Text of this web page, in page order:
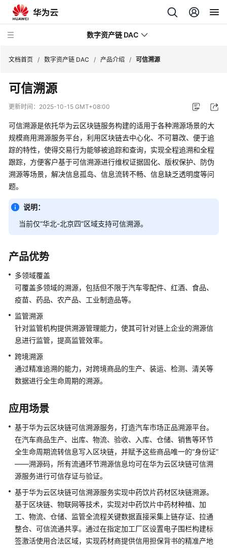
数字资产链 DAC
最
新
态
产
品
介
数
资
链
可
信
可
信
溯
快
入
用
户
指
南
开
发
指
南
文档首页 / 数字资产链 DAC / 产品介绍 / 可信溯源
可信溯源
更新时间： 2025-10-15 GMT+08:00
可信溯源是依托华为云区块链服务构建的适用于各种溯源场景的大
规模商用溯源服务平台，利用区块链去中心化、不可篡改、便于追
踪的特性，使得交易行为能够被追踪和查询，实现全程追溯和全程
跟踪，方便客户基于可信溯源进行维权证据固化、版权保护、防伪
溯源等场景，解决信息孤岛、信息流转不畅、信息缺乏透明度等问
题。
说明：
当前仅“华北-北京四”区域支持可信溯源。
产品优势
多领域覆盖
可覆盖多领域的溯源，包括但不限于汽车零配件、红酒、食品、
疫苗、药品、农产品、工业制造品等。
监管溯源
针对监管机构提供溯源管理能力，使其可针对链上企业的溯源信
息进行监管，提高监管效率。
跨境溯源
通过精准追溯的能力，对跨境商品的生产、装运、检测、清关等
数据进行全生命周期的溯源。
应用场景
基于华为云区块链可信溯源服务，打造汽车市场正品溯源平台。
在汽车商品生产、出库、物流、验收、入库、仓储、销售等环节
全生命周期流转信息写入区块链，并赋予这些商品唯一的“身份证”
——溯源码，所有流通环节溯源信息均可在华为云区块链可信溯
源服务进行可信存证与验证。
基于华为云区块链可信溯源服务实现中药饮片药材区块链溯源。
基于区块链、物联网等技术，实现对中药饮片中药材种植、加
工、物流、仓储、监管全流程关键数据直接采集上链存证、拉通
整合、可信流通共享。通过在指定加工厂区设置电子围栏构建标
签激活使用合法区域，实现药材商提供信用担保背书的精准产地